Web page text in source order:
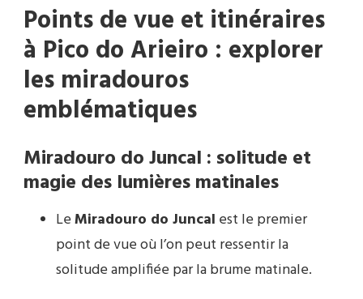
Points de vue et itinéraires
à Pico do Arieiro : explorer
les miradouros
emblématiques
Miradouro do Juncal : solitude et
magie des lumières matinales
LeMiradouro do Juncal est le premier
point de vue où l’on peut ressentir la
solitude amplifiée par la brume matinale.